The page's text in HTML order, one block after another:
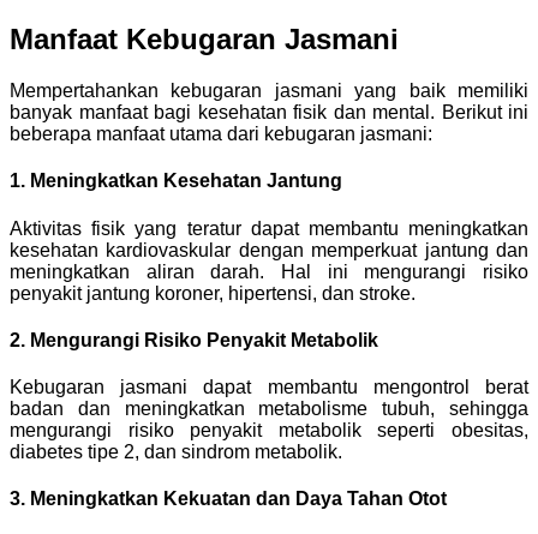
Manfaat Kebugaran Jasmani
Mempertahankan kebugaran jasmani yang baik memiliki
banyak manfaat bagi kesehatan fisik dan mental. Berikut ini
beberapa manfaat utama dari kebugaran jasmani:
1. Meningkatkan Kesehatan Jantung
Aktivitas fisik yang teratur dapat membantu meningkatkan
kesehatan kardiovaskular dengan memperkuat jantung dan
meningkatkan aliran darah. Hal ini mengurangi risiko
penyakit jantung koroner, hipertensi, dan stroke.
2. Mengurangi Risiko Penyakit Metabolik
Kebugaran jasmani dapat membantu mengontrol berat
badan dan meningkatkan metabolisme tubuh, sehingga
mengurangi risiko penyakit metabolik seperti obesitas,
diabetes tipe 2, dan sindrom metabolik.
3. Meningkatkan Kekuatan dan Daya Tahan Otot